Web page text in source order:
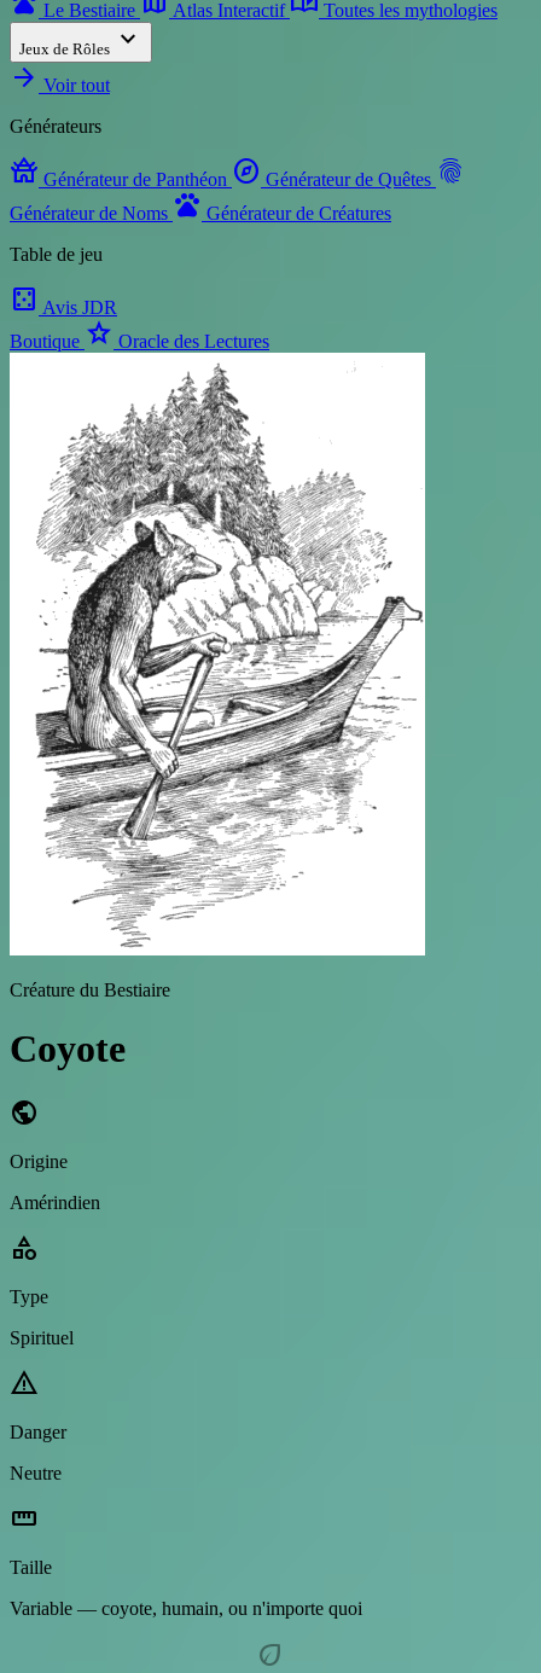
Le Bestiaire Atlas Interactif Toutes les mythologies
Jeux de Rôles expand_more
arrow_forward Voir tout
Générateurs
temple_buddhist Générateur de Panthéon explore Générateur de Quêtes fingerprint
Générateur de Noms pets Générateur de Créatures
Table de jeu
casino Avis JDR
Boutique star Oracle des Lectures
Créature du Bestiaire
Coyote
public
Origine
Amérindien
category
Type
Spirituel
warning
Danger
Neutre
straighten
Taille
Variable — coyote, humain, ou n'importe quoi
eco